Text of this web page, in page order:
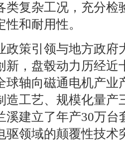
类复杂工况，充分检
和耐用性。
策引领与地方政府
新，盘毂动力历经
球轴向磁通电机产业
造工艺、规模化量产
溪建立了年产30万
驱领域的颠覆性技术